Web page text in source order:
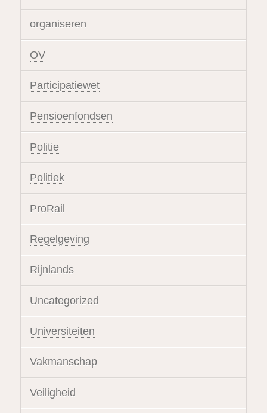
organiseren
OV
Participatiewet
Pensioenfondsen
Politie
Politiek
ProRail
Regelgeving
Rijnlands
Uncategorized
Universiteiten
Vakmanschap
Veiligheid